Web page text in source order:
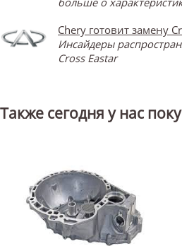
Chery готовит замену
Инсайдеры
Cross Eastar
Также сегодня у нас